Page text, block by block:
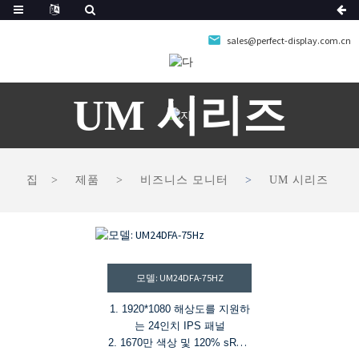
sales@perfect-display.com.cn
UM 시리즈
집 제품 비즈니스 모니터 UM 시리즈
모델: UM24DFA-75HZ
1. 1920*1080 해상도를 지원하
는 24인치 IPS 패널
2. 1670만 색상 및 120% sRGB